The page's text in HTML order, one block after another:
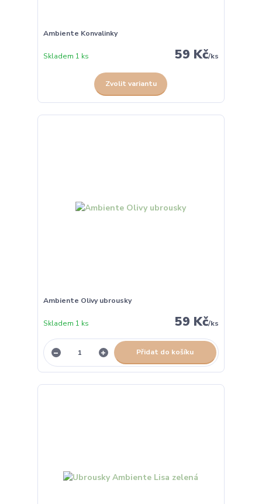
Ambiente Konvalinky
59 Kč/ks
Skladem 1 ks
Zvolit variantu
Ambiente Olivy ubrousky
59 Kč/ks
Skladem 1 ks
Přidat do košíku